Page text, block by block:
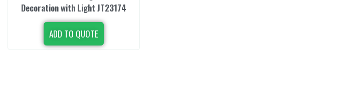
Decoration with Light JT23174
ADD TO QUOTE